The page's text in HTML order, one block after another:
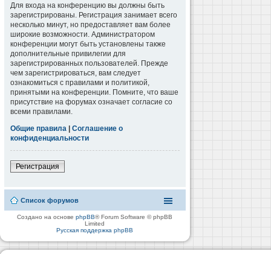
Для входа на конференцию вы должны быть
зарегистрированы. Регистрация занимает всего
несколько минут, но предоставляет вам более
широкие возможности. Администратором
конференции могут быть установлены также
дополнительные привилегии для
зарегистрированных пользователей. Прежде
чем зарегистрироваться, вам следует
ознакомиться с правилами и политикой,
принятыми на конференции. Помните, что ваше
присутствие на форумах означает согласие со
всеми правилами.
Общие правила | Соглашение о
конфиденциальности
Регистрация
Список форумов
Создано на основеphpBB® Forum Software © phpBB
Limited
Русская поддержка phpBB